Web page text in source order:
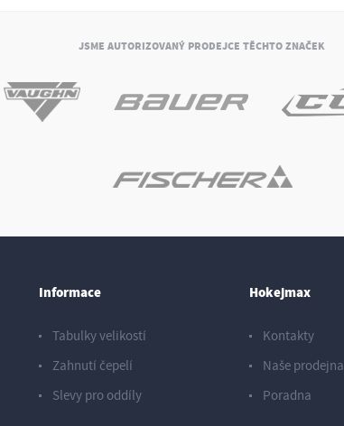
JSME AUTORIZOVANÝ PRODEJCE TĚCHTO ZNAČEK
Informace
Tabulky velikostí
Zahnutí čepelí
Slevy pro oddíly
Hokejmax
Kontakty
Naše prodejna
Poradna